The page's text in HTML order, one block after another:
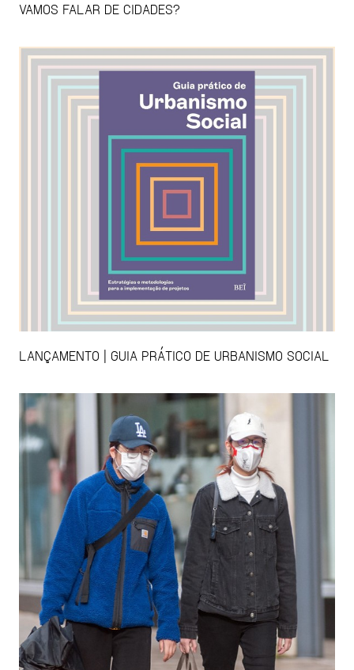
VAMOS FALAR DE CIDADES?
LANÇAMENTO | GUIA PRÁTICO DE URBANISMO SOCIAL